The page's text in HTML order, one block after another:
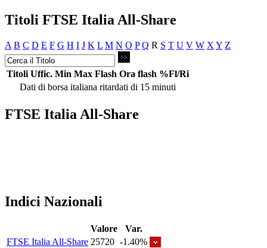
Titoli FTSE Italia All-Share
A B C D E F G H I J K L M N O P Q R S T U V W X Y Z
Titoli Uffic. Min Max Flash Ora flash %Fl/Ri
Dati di borsa italiana ritardati di 15 minuti
FTSE Italia All-Share
Indici Nazionali
Valore
Var.
FTSE Italia All-Share 25720 -1.40%